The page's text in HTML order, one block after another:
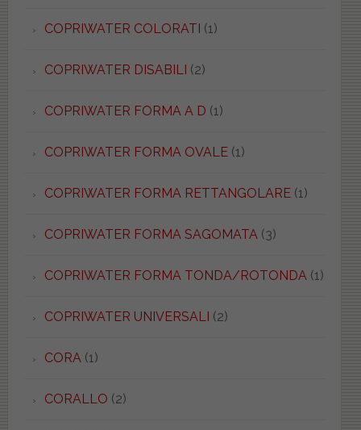
COPRIWATER COLORATI (1)
COPRIWATER DISABILI (2)
COPRIWATER FORMA A D (1)
COPRIWATER FORMA OVALE(1)
COPRIWATER FORMA RETTANGOLARE(1)
COPRIWATER FORMA SAGOMATA (3)
COPRIWATER FORMA TONDA/ROTONDA (1)
COPRIWATER UNIVERSALI (2)
CORA (1)
CORALLO (2)